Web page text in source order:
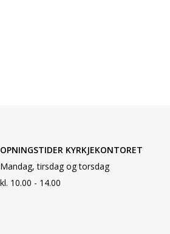
OPNINGSTIDER KYRKJEKONTORET
Mandag, tirsdag og torsdag
kl. 10.00 - 14.00